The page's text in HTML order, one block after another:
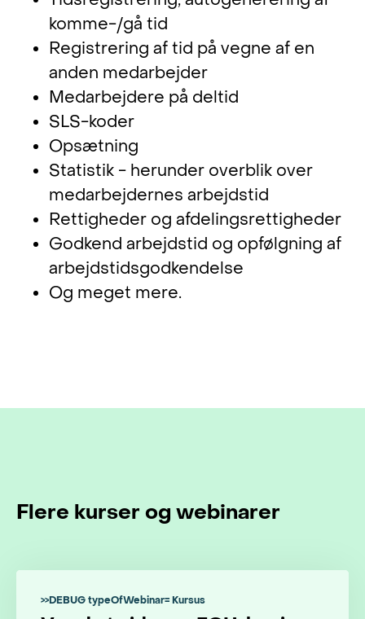
komme-/gå tid
Registrering af tid på vegne af en
anden medarbejder
Medarbejdere på deltid
SLS-koder
Opsætning
Statistik - herunder overblik over
medarbejdernes arbejdstid
Rettigheder og afdelingsrettigheder
Godkend arbejdstid og opfølgning af
arbejdstidsgodkendelse
Og meget mere.
Flere kurser og webinarer
>>DEBUG typeOfWebinar= Kursus